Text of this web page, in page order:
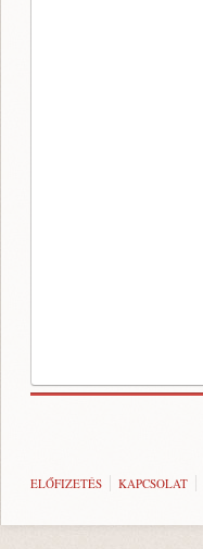
ELŐFIZETÉS KAPCSOLAT